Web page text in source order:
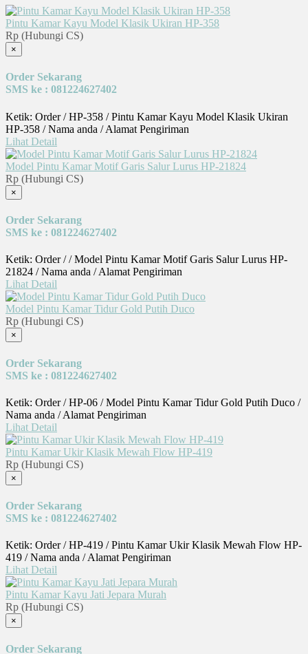
Pintu Kamar Kayu Model Klasik Ukiran HP-358
Rp (Hubungi CS)
×
Order Sekarang
SMS ke : 081224627402
Ketik: Order / HP-358 / Pintu Kamar Kayu Model Klasik Ukiran
HP-358 / Nama anda / Alamat Pengiriman
Lihat Detail
Model Pintu Kamar Motif Garis Salur Lurus HP-21824
Rp (Hubungi CS)
×
Order Sekarang
SMS ke : 081224627402
Ketik: Order / / Model Pintu Kamar Motif Garis Salur Lurus HP-
21824 / Nama anda / Alamat Pengiriman
Lihat Detail
Model Pintu Kamar Tidur Gold Putih Duco
Rp (Hubungi CS)
×
Order Sekarang
SMS ke : 081224627402
Ketik: Order / HP-06 / Model Pintu Kamar Tidur Gold Putih Duco /
Nama anda / Alamat Pengiriman
Lihat Detail
Pintu Kamar Ukir Klasik Mewah Flow HP-419
Rp (Hubungi CS)
×
Order Sekarang
SMS ke : 081224627402
Ketik: Order / HP-419 / Pintu Kamar Ukir Klasik Mewah Flow HP-
419 / Nama anda / Alamat Pengiriman
Lihat Detail
Pintu Kamar Kayu Jati Jepara Murah
Rp (Hubungi CS)
×
Order Sekarang